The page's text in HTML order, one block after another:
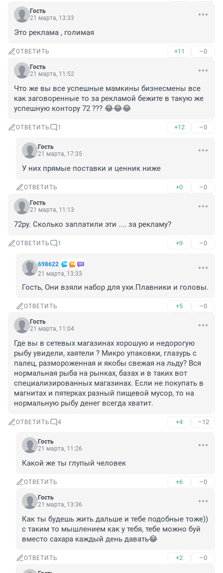
Гость
21 марта, 13:33
Это реклама , голимая
ОТВЕТИТЬ +11 –0
Гость
21 марта, 11:52
Что же вы все успешные мамкины бизнесмены все
как заговоренные то за рекламой бежите в такую же
успешную контору 72 ??? 😂😂😂
ОТВЕТИТЬ 1 +12 –0
Гость
21 марта, 17:35
У них прямые поставки и ценник ниже
ОТВЕТИТЬ +0 –0
Гость
21 марта, 11:13
72ру. Сколько заплатили эти .... за рекламу?
ОТВЕТИТЬ 1 +9 –0
698622
21 марта, 13:33
Гость, Они взяли набор для ухи.Плавники и головы.
ОТВЕТИТЬ +5 –0
Гость
21 марта, 11:04
Где вы в сетевых магазинах хорошую и недорогую
рыбу увидели, хаятели ? Микро упаковки, глазурь с
палец, размороженная и якобы свежая на льду? Вся
нормальная рыба на рынках, базах и в таких вот
специализированных магазинах. Если не покупать в
магнитах и пятерках разный пищевой мусор, то на
нормальную рыбу денег всегда хватит.
ОТВЕТИТЬ 4 +4 –12
Гость
21 марта, 11:26
Какой же ты глупый человек
ОТВЕТИТЬ +6 –0
Гость
21 марта, 13:36
Как ты будешь жить дальше и тебе подобные тоже))
с таким то мышлением как у тебя, тебе можно буй
вместо сахара каждый день давать😂
ОТВЕТИТЬ +2 –0